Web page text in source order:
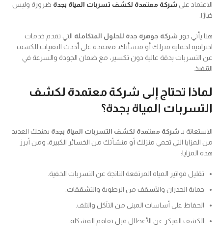
الاعتماد على شركة معتمدة لكشف تسربات المياة بجدة ضرورة وليس
خيارًا.
هنا يأتي دور شركة جوهرة جدة للحلول المتكاملة التي تقدم خدمات
احترافية لحماية منزلك أو منشأتك، معتمدة على أحدث التقنيات للكشف
عن التسربات بدقة عالية دون تكسير، مع ضمان الجودة والسرعة في
التنفيذ.
لماذا تحتاج إلى شركة معتمدة لكشف
التسربات المياة بجدة؟
الاستعانة بـ شركة معتمدة لكشف التسربات المياة بجدة يمنحك العديد
من المزايا التي تحمي منزلك أو منشأتك من الخسائر الكبيرة، ومن أبرز
هذه المزايا:
تقليل فواتير المياه المرتفعة الناتجة عن التسربات الخفية.
حماية الجدران والأسقف من الرطوبة والتشققات.
الحفاظ على أساسات المبنى من التآكل والتلف.
الكشف المبكر عن الأعطال قبل تفاقم المشكلة.